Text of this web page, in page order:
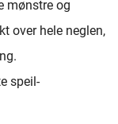
mønstre og
over hele neglen,
speil-